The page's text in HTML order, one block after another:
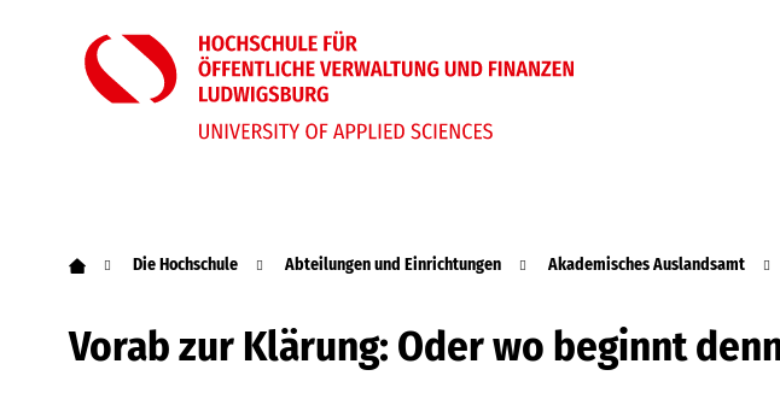
Die Hochschule Abteilungen und Einrichtungen Akademisches Auslandsamt
Vorab zur Klärung: Oder wo beginnt